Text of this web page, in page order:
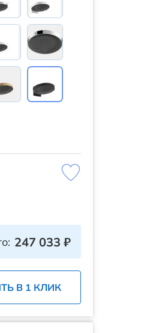
247 033 ₽
В 1 КЛИК